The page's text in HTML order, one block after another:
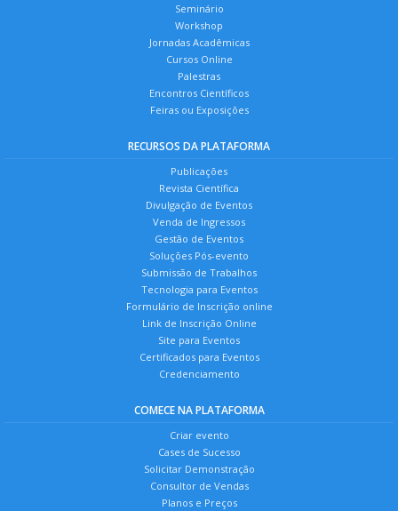
Seminário
Workshop
Jornadas Acadêmicas
Cursos Online
Palestras
Encontros Científicos
Feiras ou Exposições
RECURSOS DA PLATAFORMA
Publicações
Revista Científica
Divulgação de Eventos
Venda de Ingressos
Gestão de Eventos
Soluções Pós-evento
Submissão de Trabalhos
Tecnologia para Eventos
Formulário de Inscrição online
Link de Inscrição Online
Site para Eventos
Certificados para Eventos
Credenciamento
COMECE NA PLATAFORMA
Criar evento
Cases de Sucesso
Solicitar Demonstração
Consultor de Vendas
Planos e Preços